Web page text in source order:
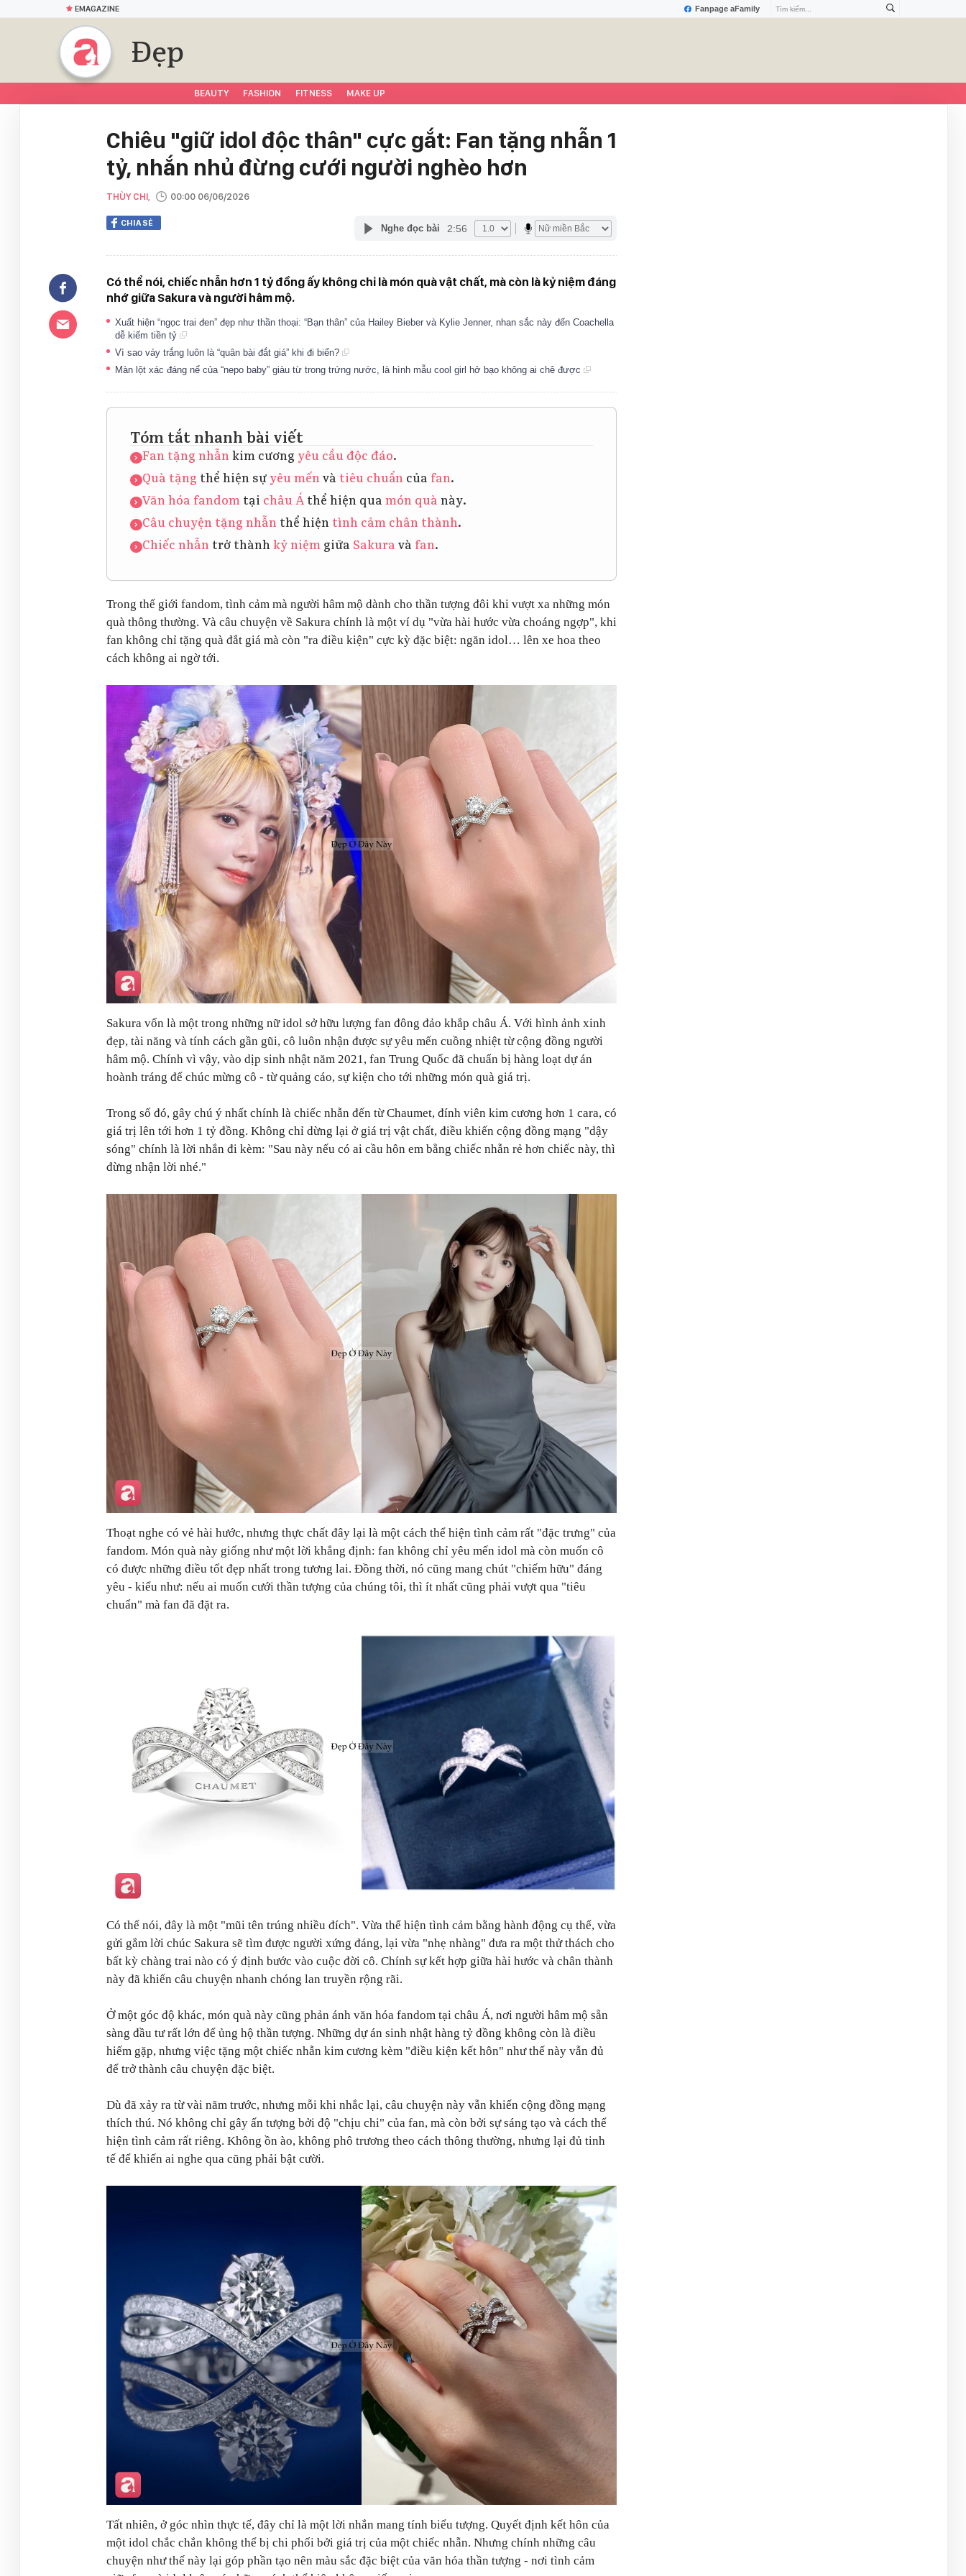
Fanpage aFamily
EMAGAZINE
Đẹp
BEAUTY FASHION FITNESS MAKE UP
Chiêu "giữ idol độc thân" cực gắt: Fan tặng nhẫn 1
tỷ, nhắn nhủ đừng cưới người nghèo hơn
THÙY CHI, 00:00 06/06/2026
CHIA SẺ Nghe đọc bài 2:56
Có thể nói, chiếc nhẫn hơn 1 tỷ đồng ấy không chỉ là món quà vật chất, mà còn là kỷ niệm đáng
nhớ giữa Sakura và người hâm mộ.
Xuất hiện “ngọc trai đen” đẹp như thần thoại: “Bạn thân” của Hailey Bieber và Kylie Jenner, nhan sắc này đến Coachella
dễ kiếm tiền tỷ
Vì sao váy trắng luôn là “quân bài đắt giá” khi đi biển?
Màn lột xác đáng nể của “nepo baby” giàu từ trong trứng nước, là hình mẫu cool girl hở bạo không ai chê được
Tóm tắt nhanh bài viết
Fan tặng nhẫnkim cương yêu cầu độc đáo.
Quà tặng thể hiện sự yêu mếnvà tiêu chuẩncủa fan.
Văn hóa fandomtại châu Áthể hiện qua món quà này.
Câu chuyện tặng nhẫnthể hiện tình cảm chân thành.
Chiếc nhẫntrở thànhkỷ niệmgiữa Sakura và fan.
Trong thế giới fandom, tình cảm mà người hâm mộ dành cho thần tượng đôi khi vượt xa những món
quà thông thường. Và câu chuyện về Sakura chính là một ví dụ "vừa hài hước vừa choáng ngợp", khi
fan không chỉ tặng quà đắt giá mà còn "ra điều kiện" cực kỳ đặc biệt: ngăn idol… lên xe hoa theo
cách không ai ngờ tới.
Sakura vốn là một trong những nữ idol sở hữu lượng fan đông đảo khắp châu Á. Với hình ảnh xinh
đẹp, tài năng và tính cách gần gũi, cô luôn nhận được sự yêu mến cuồng nhiệt từ cộng đồng người
hâm mộ. Chính vì vậy, vào dịp sinh nhật năm 2021, fan Trung Quốc đã chuẩn bị hàng loạt dự án
hoành tráng để chúc mừng cô - từ quảng cáo, sự kiện cho tới những món quà giá trị.
Trong số đó, gây chú ý nhất chính là chiếc nhẫn đến từ Chaumet, đính viên kim cương hơn 1 cara, có
giá trị lên tới hơn 1 tỷ đồng. Không chỉ dừng lại ở giá trị vật chất, điều khiến cộng đồng mạng "dậy
sóng" chính là lời nhắn đi kèm: "Sau này nếu có ai cầu hôn em bằng chiếc nhẫn rẻ hơn chiếc này, thì
đừng nhận lời nhé."
Thoạt nghe có vẻ hài hước, nhưng thực chất đây lại là một cách thể hiện tình cảm rất "đặc trưng" của
fandom. Món quà này giống như một lời khẳng định: fan không chỉ yêu mến idol mà còn muốn cô
có được những điều tốt đẹp nhất trong tương lai. Đồng thời, nó cũng mang chút "chiếm hữu" đáng
yêu - kiểu như: nếu ai muốn cưới thần tượng của chúng tôi, thì ít nhất cũng phải vượt qua "tiêu
chuẩn" mà fan đã đặt ra.
Có thể nói, đây là một "mũi tên trúng nhiều đích". Vừa thể hiện tình cảm bằng hành động cụ thể, vừa
gửi gắm lời chúc Sakura sẽ tìm được người xứng đáng, lại vừa "nhẹ nhàng" đưa ra một thử thách cho
bất kỳ chàng trai nào có ý định bước vào cuộc đời cô. Chính sự kết hợp giữa hài hước và chân thành
này đã khiến câu chuyện nhanh chóng lan truyền rộng rãi.
Ở một góc độ khác, món quà này cũng phản ánh văn hóa fandom tại châu Á, nơi người hâm mộ sẵn
sàng đầu tư rất lớn để ủng hộ thần tượng. Những dự án sinh nhật hàng tỷ đồng không còn là điều
hiếm gặp, nhưng việc tặng một chiếc nhẫn kim cương kèm "điều kiện kết hôn" như thế này vẫn đủ
để trở thành câu chuyện đặc biệt.
Dù đã xảy ra từ vài năm trước, nhưng mỗi khi nhắc lại, câu chuyện này vẫn khiến cộng đồng mạng
thích thú. Nó không chỉ gây ấn tượng bởi độ "chịu chi" của fan, mà còn bởi sự sáng tạo và cách thể
hiện tình cảm rất riêng. Không ồn ào, không phô trương theo cách thông thường, nhưng lại đủ tinh
tế để khiến ai nghe qua cũng phải bật cười.
Tất nhiên, ở góc nhìn thực tế, đây chỉ là một lời nhắn mang tính biểu tượng. Quyết định kết hôn của
một idol chắc chắn không thể bị chi phối bởi giá trị của một chiếc nhẫn. Nhưng chính những câu
chuyện như thế này lại góp phần tạo nên màu sắc đặc biệt của văn hóa thần tượng - nơi tình cảm